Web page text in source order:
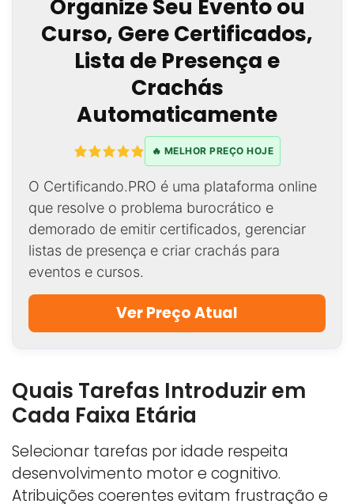
Organize Seu Evento ou
Curso, Gere Certificados,
Lista de Presença e
Crachás
Automaticamente
🔥 MELHOR PREÇO HOJE
O Certificando.PRO é uma plataforma online
que resolve o problema burocrático e
demorado de emitir certificados, gerenciar
listas de presença e criar crachás para
eventos e cursos.
Ver Preço Atual
Quais Tarefas Introduzir em
Cada Faixa Etária
Selecionar tarefas por idade respeita
desenvolvimento motor e cognitivo.
Atribuições coerentes evitam frustração e